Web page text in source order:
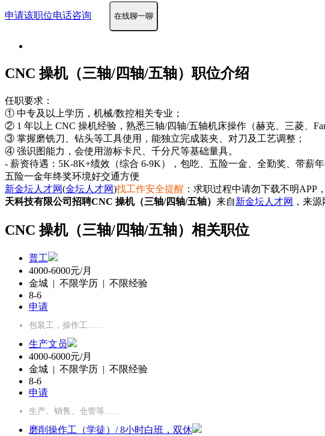
申请该职位电话咨询 在线聊一聊
CNC 操机（三轴/四轴/五轴）职位介绍
任职要求：
① 中专及以上学历，机械/数控相关专业；
② 1 年以上 CNC 操机经验，熟悉三轴/四轴/五轴机床操作（赫克、三菱、
③ 掌握磨铣刀、钻头等工具使用，能独立完成装夹、对刀及工艺调整；
④ 强识图能力，会使用游标卡尺、千分尺等基础量具。
- 薪资待遇：5K-8K+绩效（综合 6-9K），包吃、五险一金、全勤奖、带薪年
五险一金年终奖环境好交通方便
新金坛人才网(金坛人才网)找工作安全提醒 ：求职过程中请勿下载不明
天科技有限公司招聘CNC 操机（三轴/四轴/五轴） 来自新金坛人才网 ，来源
CNC 操机（三轴/四轴/五轴）相关职位
普工
4000-6000元/月
金城 | 不限学历 | 不限经验
8-6
申请
包装工，操作工……
生产文员
4000-6000元/月
金城 | 不限学历 | 不限经验
8-6
申请
生产、销售、仓管等……
磨削操作工（学徒）/ 8小时白班，双休